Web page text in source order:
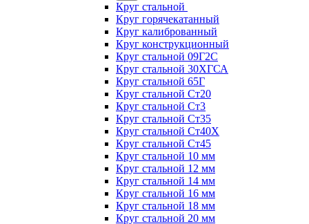
Круг стальной
Круг горячекатанный
Круг калиброванный
Круг конструкционный
Круг стальной 09Г2С
Круг стальной 30ХГСА
Круг стальной 65Г
Круг стальной Ст20
Круг стальной Ст3
Круг стальной Ст35
Круг стальной Ст40Х
Круг стальной Ст45
Круг стальной 10 мм
Круг стальной 12 мм
Круг стальной 14 мм
Круг стальной 16 мм
Круг стальной 18 мм
Круг стальной 20 мм